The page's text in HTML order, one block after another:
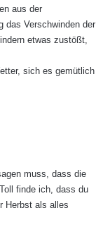
aus der
das Verschwinden der
etwas zustößt,
sich es gemütlich
muss, dass die
finde ich, dass du
Herbst als alles